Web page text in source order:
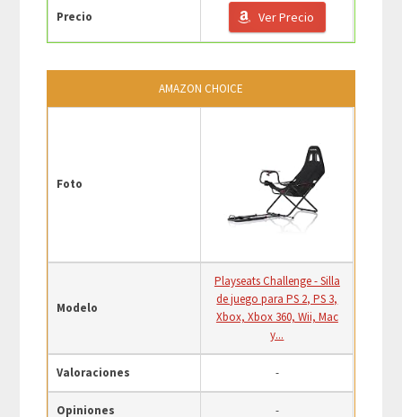
Precio Ver Precio
AMAZON CHOICE
Foto
Modelo
Playseats Challenge - Silla
de juego para PS 2, PS 3,
Xbox, Xbox 360, Wii, Mac
y...
Valoraciones -
Opiniones -